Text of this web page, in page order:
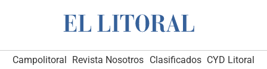
Campolitoral Revista Nosotros Clasificados CYD Litoral